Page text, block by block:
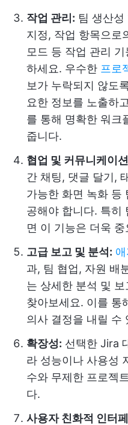
작업 관리: 팀 생산
지정, 작업 항목으로
모드 등 작업 관리
하세요. 우수한 프로
보가 누락되지 않도
요한 정보를 노출하
를 통해 명확한 워크
줍니다.
협업 및 커뮤니케이
간 채팅, 댓글 달기,
가능한 화면 녹화 등
공해야 합니다. 특히
면 이 기능은 더욱
고급 보고 및 분석:
과, 팀 협업, 자원 배
는 상세한 분석 및
찾아보세요. 이를 통
의사 결정을 내릴 수
확장성: 선택한 Jira
라 성능이나 사용성
수와 무제한 프로젝
다.
사용자 친화적 인터